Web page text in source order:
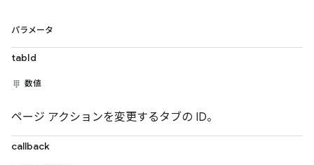
パラメータ
tabId
数値
ページ アクションを変更するタブの ID。
callback